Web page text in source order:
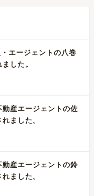
エージェントの八巻
した。
産エージェントの佐
ました。
産エージェントの鈴
ました。